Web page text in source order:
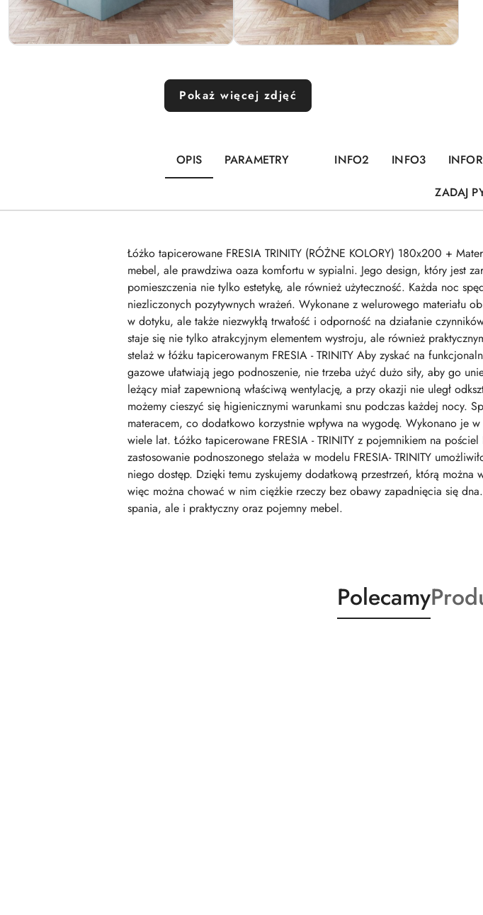
Pokaż więcej zdjęć
OPIS PARAMETRY INFO2 INFO3
ZADAJ
Łóżko tapicerowane FRESIA TRINITY (RÓŻNE KOLORY) 180x200 +
mebel, ale prawdziwa oaza komfortu w sypialni. Jego design, który jest
pomieszczenia nie tylko estetykę, ale również użyteczność. Każda noc
niezliczonych pozytywnych wrażeń. Wykonane z welurowego materiału
w dotyku, ale także niezwykłą trwałość i odporność na działanie
staje się nie tylko atrakcyjnym elementem wystroju, ale również
stelaż w łóżku tapicerowanym FRESIA - TRINITY Aby zyskać na
gazowe ułatwiają jego podnoszenie, nie trzeba użyć dużo siły, aby go
leżący miał zapewnioną właściwą wentylację, a przy okazji nie uległ
możemy cieszyć się higienicznymi warunkami snu podczas każdej nocy.
materacem, co dodatkowo korzystnie wpływa na wygodę. Wykonano je
wiele lat. Łóżko tapicerowane FRESIA - TRINITY z pojemnikiem na
zastosowanie podnoszonego stelaża w modelu FRESIA- TRINITY
niego dostęp. Dzięki temu zyskujemy dodatkową przestrzeń, którą
więc można chować w nim ciężkie rzeczy bez obawy zapadnięcia się
spania, ale i praktyczny oraz pojemny mebel.
Produkty
o
Polecamy
o